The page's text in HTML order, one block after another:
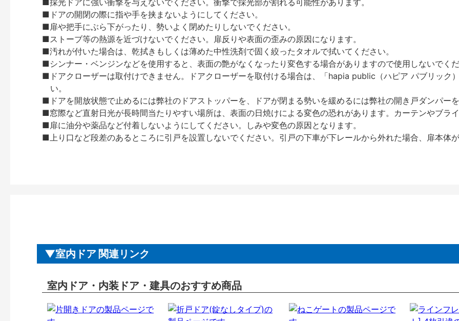
■ドアの開閉の際に指や手を挟まないようにしてください。
■扉や把手にぶら下がったり、勢いよく閉めたりしないでください。
■ストーブ等の熱源を近づけないでください。扉反りや表面の歪みの原因になります。
■汚れが付いた場合は、乾拭きもしくは薄めた中性洗剤で固く絞ったタオルで拭いてください。
■シンナー・ベンジンなどを使用すると、表面の艶がなくなったり変色する場合がありますので使用しないでく
■ドアクローザーは取付けできません。ドアクローザーを取付ける場合は、「hapia public（ハピア パブリック
い。
■ドアを開放状態で止めるには弊社のドアストッパーを、ドアが閉まる勢いを緩めるには弊社の開き戸ダンパー
■窓際など直射日光が長時間当たりやすい場所は、表面の日焼けによる変色の恐れがあります。カーテンやブラ
■扉に油分や薬品など付着しないようにしてください。しみや変色の原因となります。
■上り口など段差のあるところに引戸を設置しないでください。引戸の下車が下レールから外れた場合、扉本体
室内ドア 関連リンク
室内ドア・内装ドア・建具のおすすめ商品